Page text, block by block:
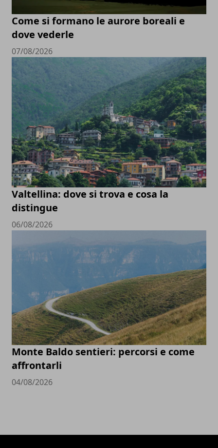
Come si formano le aurore boreali e
dove vederle
07/08/2026
Valtellina: dove si trova e cosa la
distingue
06/08/2026
Monte Baldo sentieri: percorsi e come
affrontarli
04/08/2026